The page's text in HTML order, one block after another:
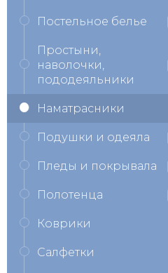
Постельное белье
Простыни,
наволочки,
пододеяльники
Наматрасники
Подушки и одеяла
Пледы и покрывала
Полотенца
Коврики
Салфетки